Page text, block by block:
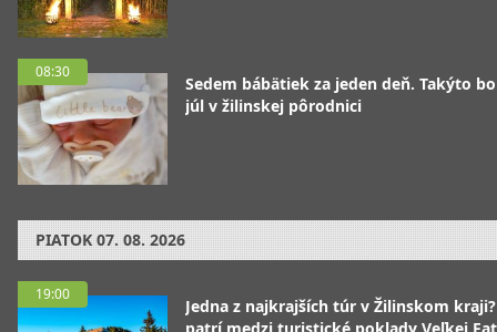
08:30
Sedem bábätiek za jeden deň. Takýto
júl v žilinskej pôrodnici
PIATOK 07. 08. 2026
19:00
Jedna z najkrajších túr v Žilinskom